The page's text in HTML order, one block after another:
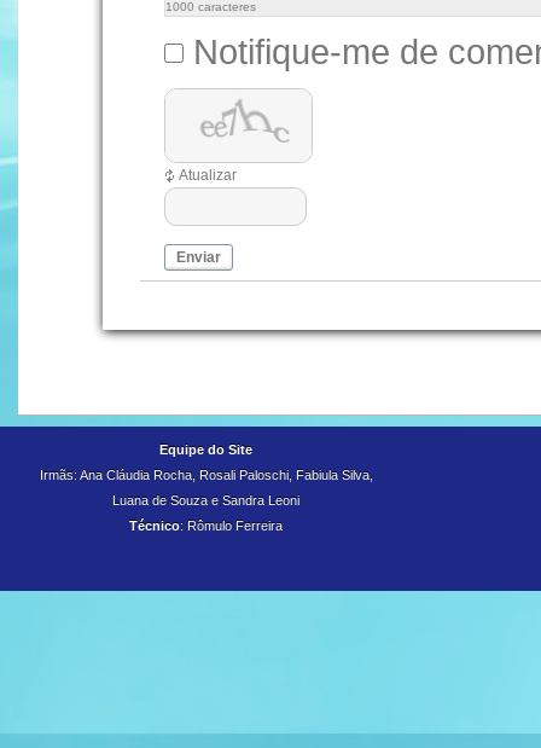
1000 caracteres
Notifique-me de
Atualizar
Enviar
Equipe do Site
Irmãs: Ana Cláudia Rocha, Rosali Paloschi, Fabiula Silva,
Luana de Souza eSandra Leoni
Técnico: Rômulo Ferreira